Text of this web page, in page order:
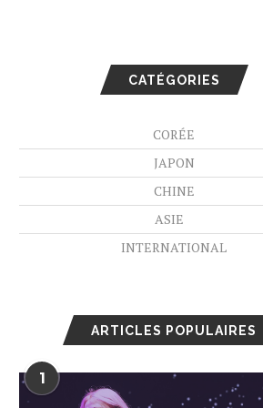
CATÉGORIES
CORÉE
JAPON
CHINE
ASIE
INTERNATIONAL
ARTICLES POPULAIRES
1